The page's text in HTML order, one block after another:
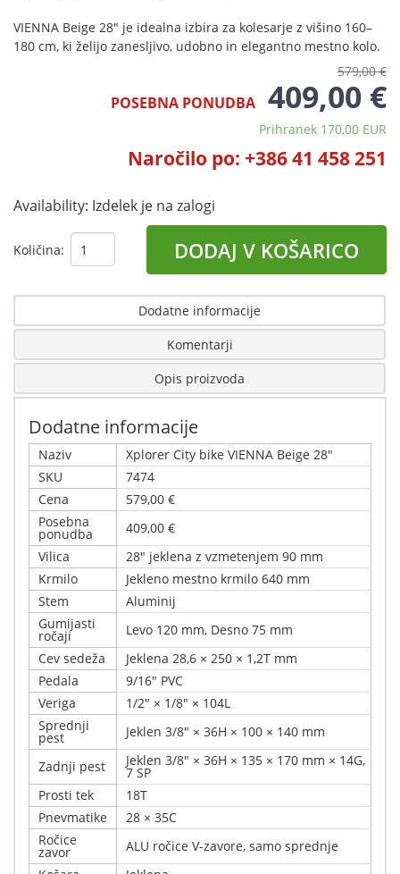
VIENNA Beige 28" je idealna izbira za kolesarje z višino 160–
180 cm, ki želijo zanesljivo, udobno in elegantno mestno kolo.
579,00 €
POSEBNA PONUDBA 409,00 €
Prihranek 170,00 EUR
Naročilo po: +386 41 458 251
Availability: Izdelek je na zalogi
Količina: DODAJ V KOŠARICO
Dodatne informacije
Komentarji
Opis proizvoda
Dodatne informacije
Naziv
Xplorer City bike VIENNA Beige 28"
SKU
7474
Cena
579,00 €
Posebna
ponudba
409,00 €
Vilica
28" jeklena z vzmetenjem 90 mm
Krmilo
Jekleno mestno krmilo 640 mm
Stem
Aluminij
Gumijasti
ročaji
Levo 120 mm, Desno 75 mm
Cev sedeža
Jeklena 28,6 × 250 × 1,2T mm
Pedala
9/16" PVC
Veriga
1/2" × 1/8" × 104L
Sprednji
pest Jeklen 3/8" × 36H × 100 × 140 mm
Zadnji pest Jeklen 3/8" × 36H × 135 × 170 mm × 14G,
7 SP
Prosti tek
18T
Pnevmatike
28 × 35C
Ročice
zavor
ALU ročice V-zavore, samo sprednje